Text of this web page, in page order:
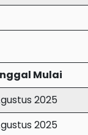
Mulai
2025
2025